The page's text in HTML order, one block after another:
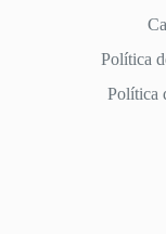
Política
Política